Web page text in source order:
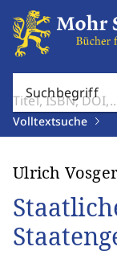
Suchbegriff
Volltextsuche
Ulrich